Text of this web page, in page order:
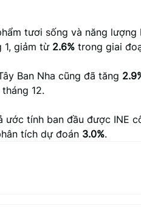
tươi sống và năng lượng
1, giảm từ 2.6% trong giai
Ban Nha cũng đã tăng
12.
ước tính ban đầu được INE
tích dự đoán 3.0%.